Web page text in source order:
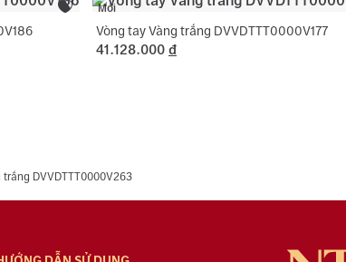
Mới
Vòng tay Vàng trắng DVVDTTT0000V177
41.128.000 đ
trắng DVVDTTT0000V263